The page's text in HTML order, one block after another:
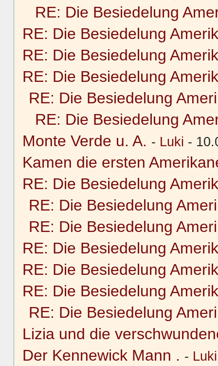
RE: Die Besiedelung
RE: Die Besiedelung
RE: Die Besiedelung
RE: Die Besiedelung
RE: Die Besiedelung
RE: Die Besiedelung
Monte Verde u. A. - Luki -
Kamen die ersten
RE: Die Besiedelung
RE: Die Besiedelung
RE: Die Besiedelung
RE: Die Besiedelung
RE: Die Besiedelung
RE: Die Besiedelung
RE: Die Besiedelung
Lizia und die
Der Kennewick Mann . - Luki